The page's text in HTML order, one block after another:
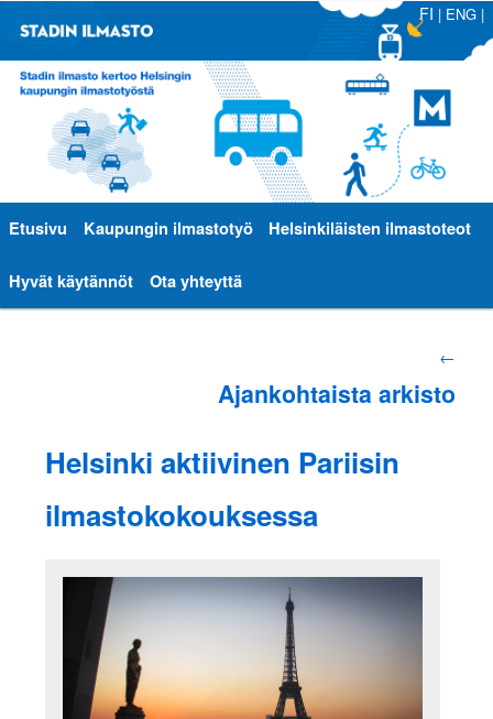
FI | ENG|
Päävalikko
Siirry
sisältöön
Siirry
toissijaiseen
Etusivu Kaupungin ilmastotyö Helsinkiläisten ilmastoteot
Hyvät käytännöt Ota yhteyttä
selaus
←
Ajankohtaista arkisto
Helsinki aktiivinen Pariisin
ilmastokokouksessa